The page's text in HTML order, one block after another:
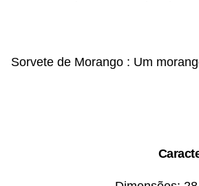
Sorvete de Morango : Um